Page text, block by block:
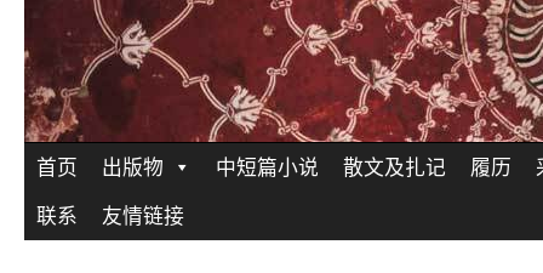
跳
至
首页 出版物 中短篇小说 散文及扎记 履历
联系
友情链接